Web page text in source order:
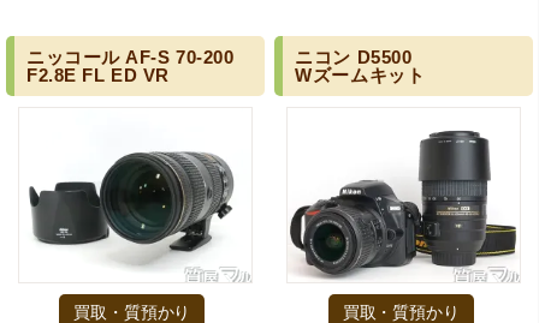
（兵庫県宝塚市）預かって頂くときに持っていた方の宝石
も見て頂く事が出き、購入した商品の価値をいろいろ教え
てもらえた事がとてもよかったです。親切な対応で、また
何かあった時にはこちらでお願いしたいと思いました。
サブ機、ハイア…（兵庫・伊丹
市）
ニッコールAF-S 70-200
F2.8E FL ED VR
買取・質預かり
ニコン D5500
Wズームキット
買取・質預かり